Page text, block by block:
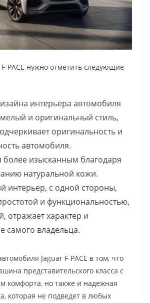
нужно отметить следующие
интерьера автомобиля
и оригинальный стиль,
оригинальность и
автомобиля.
более изысканным благодаря
натуральной кожи.
интерьер, с одной стороны,
и функциональностью,
отражает характер и
самого владельца.
Jaguar F‑PACE в том, что
представительского класса с
комфорта, но также и надежная
которая не подведет в любых